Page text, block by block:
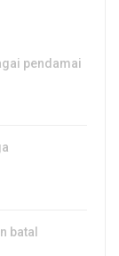
pendamai
batal